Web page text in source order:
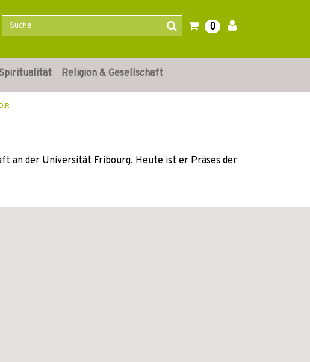
0
Religion & Gesellschaft
an der Universität Fribourg. Heute ist er Präses der